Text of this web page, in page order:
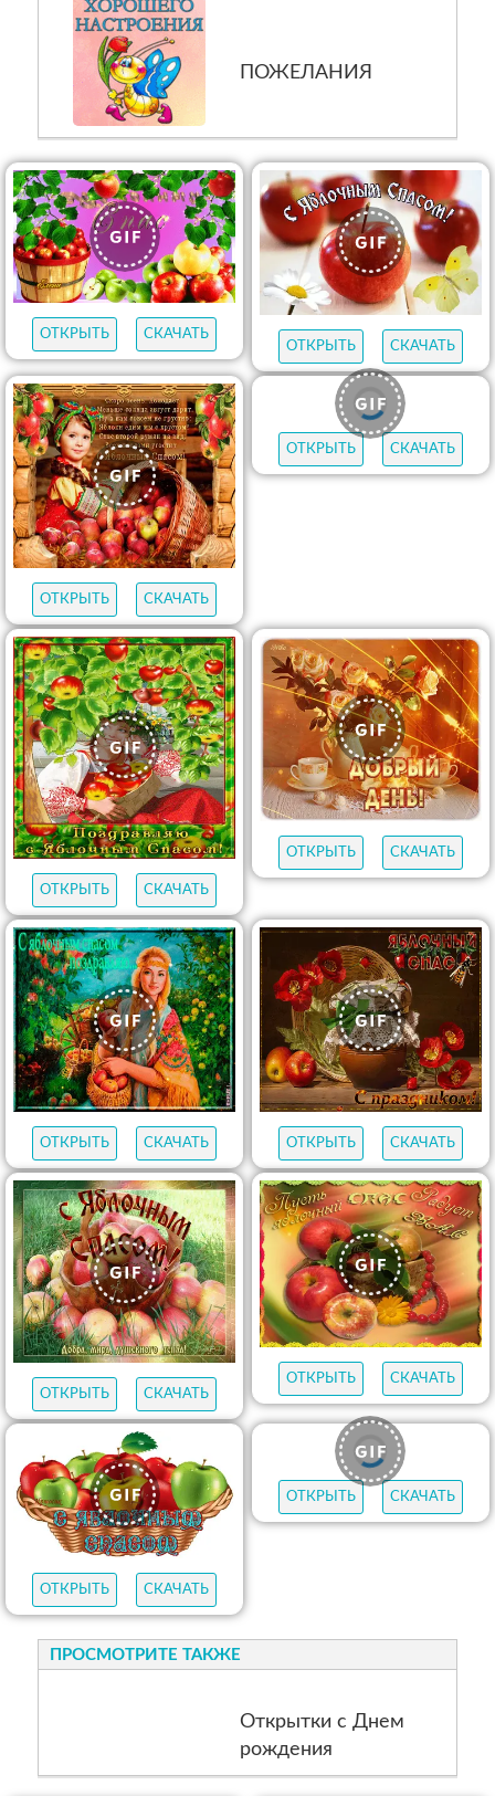
ОТКРЫТЬ
СКАЧАТЬ
ОТКРЫТЬ СКАЧАТЬ
ОТКРЫТЬ СКАЧАТЬ
ПРОСМОТРИТЕ ТАКЖЕ
ОТКРЫТЬ
СКАЧАТЬ
ОТКРЫТЬ
СКАЧАТЬ
ОТКРЫТЬ СКАЧАТЬ
ОТКРЫТЬ СКАЧАТЬ
ОТКРЫТЬ СКАЧАТЬ
ОТКРЫТЬ СКАЧАТЬ ОТКРЫТЬ СКАЧАТЬ